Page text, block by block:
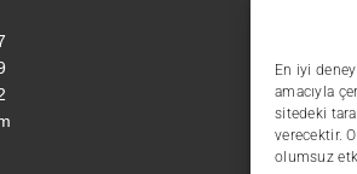
En iyi
amacıyla
sitedeki
verecektir.
olumsuz